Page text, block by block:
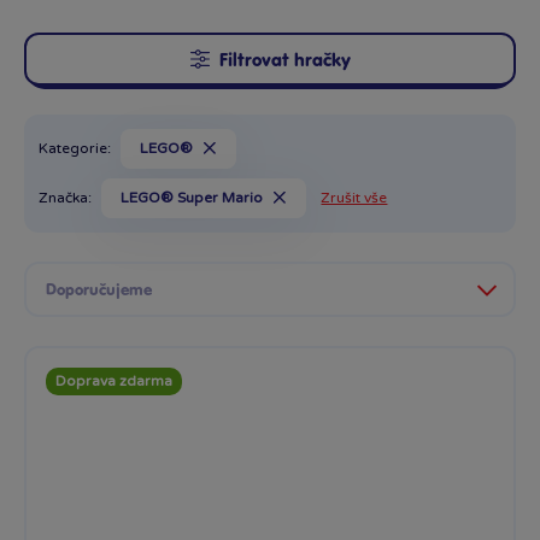
Filtrovat hračky
Kategorie: LEGO®
Značka: LEGO® Super Mario Zrušit vše
Doprava zdarma